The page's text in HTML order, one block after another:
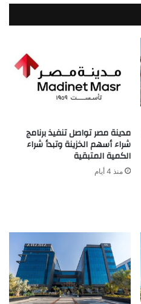
مدينة مصر تواصل تنفيذ برنامج
شراء أسهم الخزينة وتبدأ شراء
الكمية المتبقية
منذ 4 أيام